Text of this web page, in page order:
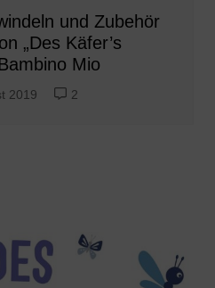
und Zubehör
„Des Käfer’s
Mio
2019 2